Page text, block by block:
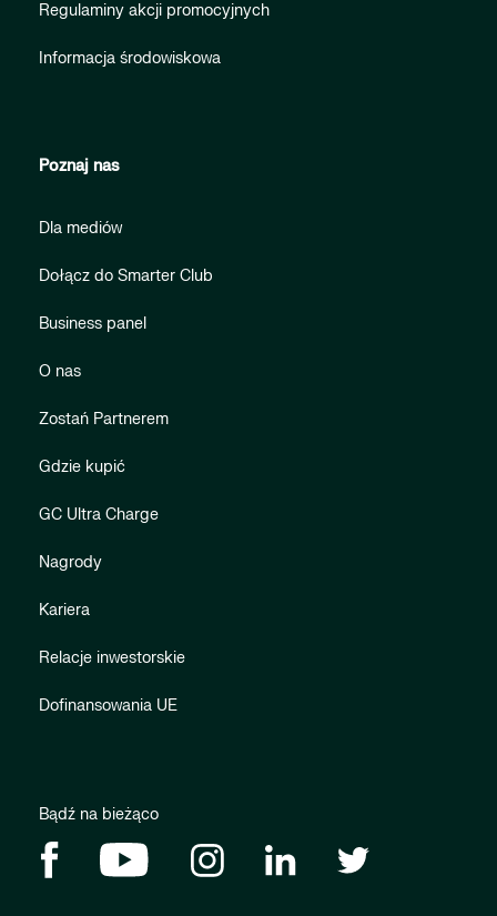
Regulaminy akcji promocyjnych
Informacja środowiskowa
Poznaj nas
Dla mediów
Dołącz do Smarter Club
Business panel
O nas
Zostań Partnerem
Gdzie kupić
GC Ultra Charge
Nagrody
Kariera
Relacje inwestorskie
Dofinansowania UE
Bądź na bieżąco